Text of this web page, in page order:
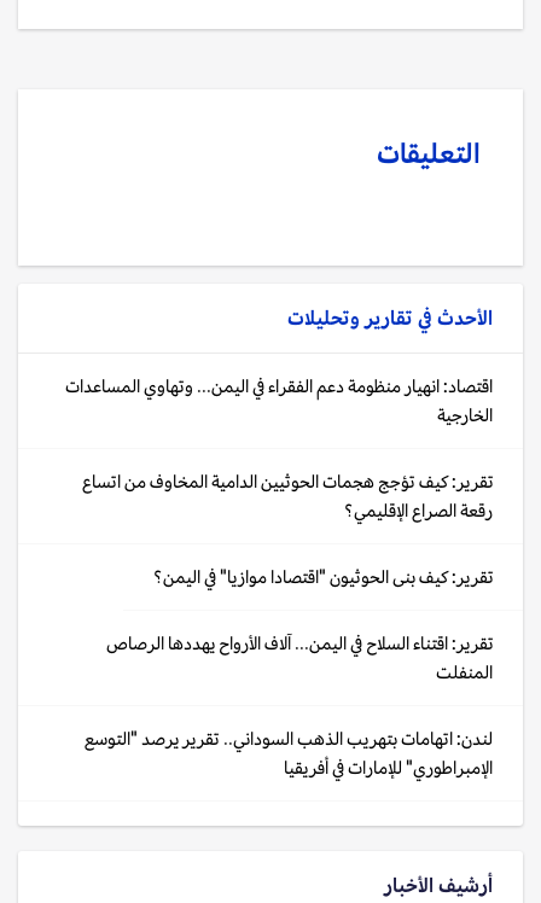
التعليقات
الأحدث في تقارير وتحليلات
اقتصاد: انهيار منظومة دعم الفقراء في اليمن... وتهاوي المساعدات
الخارجية
تقرير: كيف تؤجج هجمات الحوثيين الدامية المخاوف من اتساع
رقعة الصراع الإقليمي؟
تقرير: كيف بنى الحوثيون "اقتصادا موازيا" في اليمن؟
تقرير: اقتناء السلاح في اليمن... آلاف الأرواح يهددها الرصاص
المنفلت
لندن: اتهامات بتهريب الذهب السوداني.. تقرير يرصد "التوسع
الإمبراطوري" للإمارات في أفريقيا
أرشيف الأخبار